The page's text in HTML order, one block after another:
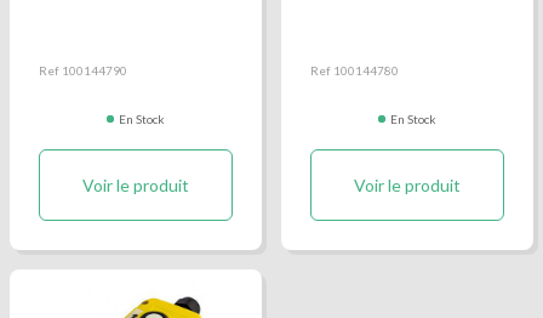
Ref 100144790
En Stock
Voir le produit
Ref 100144780
En Stock
Voir le produit